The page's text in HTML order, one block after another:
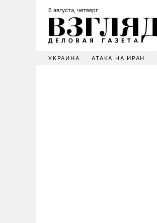
6 августа, четверг
УКРАИНА АТАКА НА ИРАН